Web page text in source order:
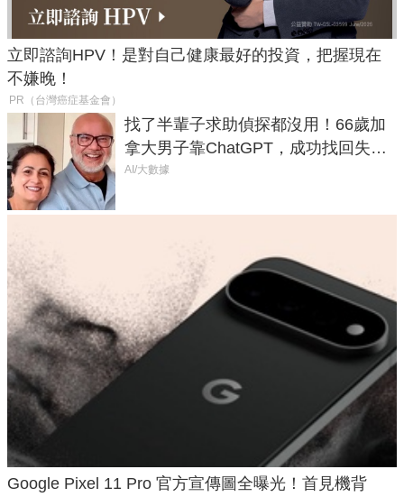
立即諮詢HPV！是對自己健康最好的投資，把握現在
不嫌晚！
PR（台灣癌症基金會）
找了半輩子求助偵探都沒用！66歲加
拿大男子靠ChatGPT，成功找回失散
50年家人
AI/大數據
Google Pixel 11 Pro 官方宣傳圖全曝光！首見機背